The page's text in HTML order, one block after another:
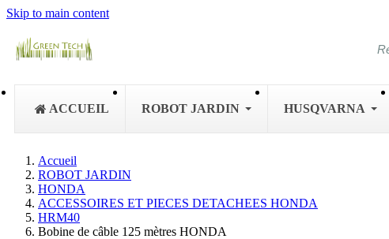
Skip to main content
ACCUEIL ROBOT JARDIN HUSQVARNA
Accueil
ROBOT JARDIN
HONDA
ACCESSOIRES ET PIECES DETACHEES HONDA
HRM40
Bobine de câble 125 mètres HONDA